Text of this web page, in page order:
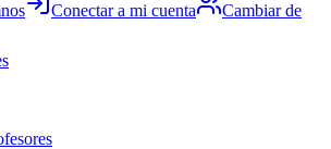
Conectar a mi cuenta
Cambiar de